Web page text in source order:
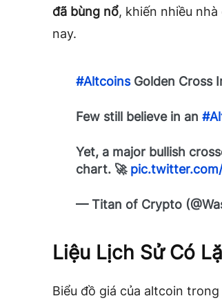
đã bùng nổ, khiến nhiều
nay.
#AltcoinsGolden Cross
Few still believe in an
Yet, a major bullish
chart. 🚀
— Titan of Crypto
Liệu Lịch Sử Có
Biểu đồ giá của altcoin trong